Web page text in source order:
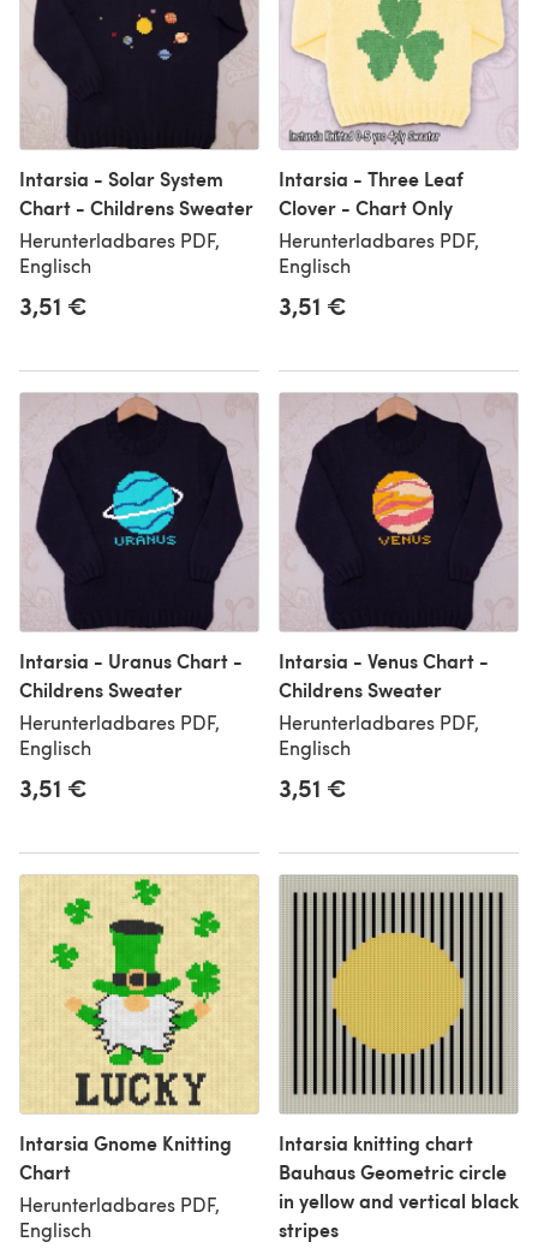
Intarsia - Solar System
Chart - Childrens Sweater
Herunterladbares PDF,
Englisch
3,51 €
Intarsia - Three Leaf
Clover - Chart Only
Herunterladbares PDF,
Englisch
3,51 €
Intarsia - Uranus Chart -
Childrens Sweater
Herunterladbares PDF,
Englisch
3,51 €
Intarsia - Venus Chart -
Childrens Sweater
Herunterladbares PDF,
Englisch
3,51 €
Intarsia Gnome Knitting
Chart
Herunterladbares PDF,
Englisch
Intarsia knitting chart
Bauhaus Geometric circle
in yellow and vertical black
stripes